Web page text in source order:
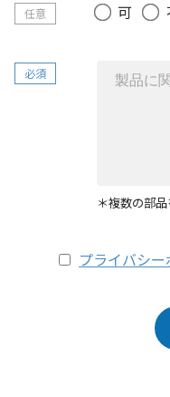
任意 可
必須
＊複数の部
プライバシー